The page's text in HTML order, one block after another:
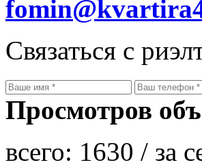
Связаться с
Просмотров
всего: 1630 / за